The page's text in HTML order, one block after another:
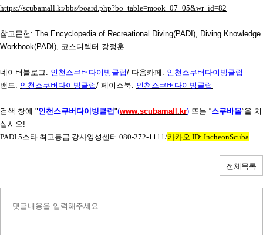
https://scubamall.kr/bbs/board.php?bo_table=mook_07_05&wr_id=82
참고문헌 : The Encyclopedia of Recreational Diving(PADI), Diving Knowledge
Workbook(PADI), 코스디렉터 강정훈
네이버블로그: 인천스쿠버다이빙클럽/ 다음카페 : 인천스쿠버다이빙클럽
밴드: 인천스쿠버다이빙클럽/ 페이스북: 인천스쿠버다이빙클럽
검색 창에 "인천스쿠버다이빙클럽 "(www.scubamall.kr) 또는 “스쿠바몰”을 치
십시오!
PADI 5스타 최고등급 강사양성센터 080-272-1111/카카오 ID: IncheonScuba
전체목록